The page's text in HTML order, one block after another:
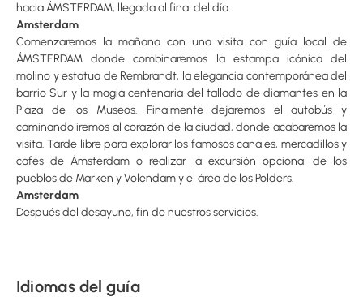
hacia ÁMSTERDAM, llegada al final del día.
Amsterdam
Comenzaremos la mañana con una visita con guía local de
ÁMSTERDAM donde combinaremos la estampa icónica del
molino y estatua de Rembrandt, la elegancia contemporánea del
barrio Sur y la magia centenaria del tallado de diamantes en la
Plaza de los Museos. Finalmente dejaremos el autobús y
caminando iremos al corazón de la ciudad, donde acabaremos la
visita. Tarde libre para explorar los famosos canales, mercadillos y
cafés de Ámsterdam o realizar la excursión opcional de los
pueblos de Marken y Volendam y el área de los Polders.
Amsterdam
Después del desayuno, fin de nuestros servicios.
Idiomas del guía